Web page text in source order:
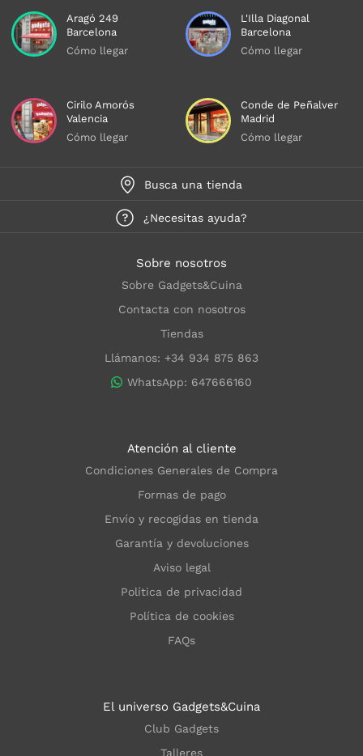
Aragó 249
Barcelona
Cómo llegar
L'Illa Diagonal
Barcelona
Cómo llegar
Cirilo Amorós
Valencia
Cómo llegar
Conde de Peñalver
Madrid
Cómo llegar
Busca una tienda
¿Necesitas ayuda?
Sobre nosotros
Sobre Gadgets&Cuina
Contacta con nosotros
Tiendas
Llámanos: +34 934 875 863
WhatsApp: 647666160
Atención al cliente
Condiciones Generales de Compra
Formas de pago
Envío y recogidas en tienda
Garantía y devoluciones
Aviso legal
Política de privacidad
Política de cookies
FAQs
El universo Gadgets&Cuina
Club Gadgets
Talleres